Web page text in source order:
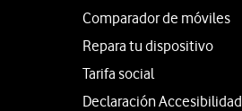
Comparador de móviles
Repara tu dispositivo
Tarifa social
Declaración Accesibilidad